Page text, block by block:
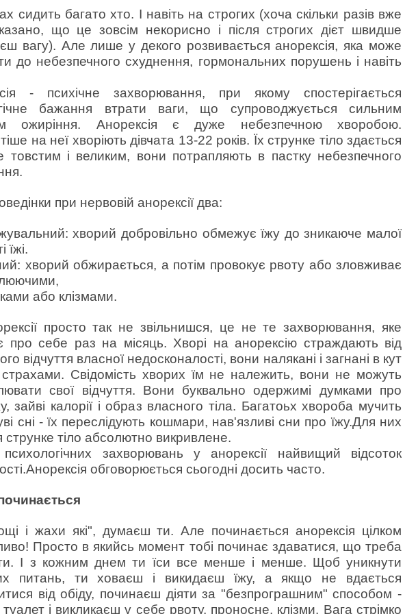
сидить багато хто. І навіть на строгих (хоча скільки разів вже
що це зовсім некорисно і після строгих дієт швидше
вагу). Але лише у декого розвивається анорексія, яка може
до небезпечного схуднення, гормональних порушень і навіть
- психічне захворювання, при якому спостерігається
бажання втрати ваги, що супроводжується сильним
ожиріння. Анорексія є дуже небезпечною хворобою.
на неї хворіють дівчата 13-22 років. Їх струнке тіло здається
товстим і великим, вони потрапляють в пастку небезпечного
при нервовій анорексії два:
хворий добровільно обмежує їжу до зникаюче малої
їжі.
хворий обжирається, а потім провокує рвоту або зловживає
або клізмами.
просто так не звільнишся, це не те захворювання, яке
про себе раз на місяць. Хворі на анорексію страждають від
відчуття власної недосконалості, вони налякані і загнані в кут
страхами. Свідомість хворих їм не належить, вони не можуть
свої відчуття. Вони буквально одержимі думками про
зайві калорії і образ власного тіла. Багатоьх хвороба мучить
сні - їх переслідують кошмари, нав'язливі сни про їжу.Для них
струнке тіло абсолютно викривлене.
захворювань у анорексії найвищий відсоток
обговорюється сьогодні досить часто.
і жахи які", думаєш ти. Але починається анорексія цілком
Просто в якийсь момент тобі починає здаватися, що треба
І з кожним днем ти їси все менше і менше. Щоб уникнути
питань, ти ховаєш і викидаєш їжу, а якщо не вдається
від обіду, починаєш діяти за "безпрограшним" способом -
і викликаєш у себе рвоту, проносне, клізми. Вага стрімко